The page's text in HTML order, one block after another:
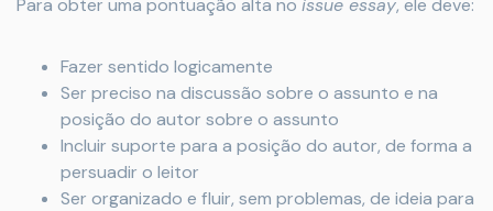
Para obter uma pontuação alta no issue essay, ele deve:
Fazer sentido logicamente
Ser preciso na discussão sobre o assunto e na
posição do autor sobre o assunto
Incluir suporte para a posição do autor, de forma a
persuadir o leitor
Ser organizado e fluir, sem problemas, de ideia para